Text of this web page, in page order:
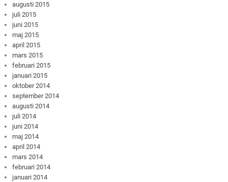
augusti 2015
juli 2015
juni 2015
maj 2015
april 2015
mars 2015
februari 2015
januari 2015
oktober 2014
september 2014
augusti 2014
juli 2014
juni 2014
maj 2014
april 2014
mars 2014
februari 2014
januari 2014